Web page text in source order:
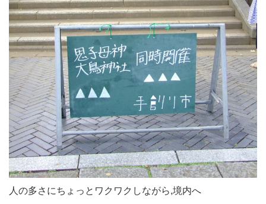
人の多さにちょっとワクワクしながら,境内へ